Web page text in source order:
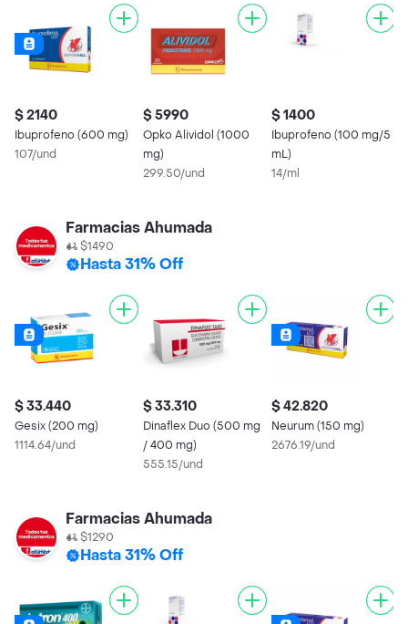
$ 2140
Ibuprofeno (600 mg)
107/und
$ 5990
Opko Alividol (1000
mg)
299.50/und
$ 1400
Ibuprofeno (100 mg/5
mL)
14/ml
Farmacias Ahumada
$1490
Hasta 31% Off
$ 33.440
Gesix (200 mg)
1114.64/und
$ 33.310
Dinaflex Duo (500 mg
/ 400 mg)
555.15/und
$ 42.820
Neurum (150 mg)
2676.19/und
Farmacias Ahumada
$1290
Hasta 31% Off